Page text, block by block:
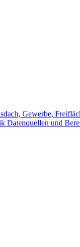
Gewerbe,
Datenquellen und